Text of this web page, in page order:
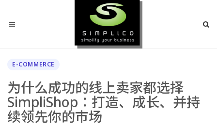
E-COMMERCE
为什么成功的线上卖家都选择
SimpliShop：打造、成长、并持
续领先你的市场